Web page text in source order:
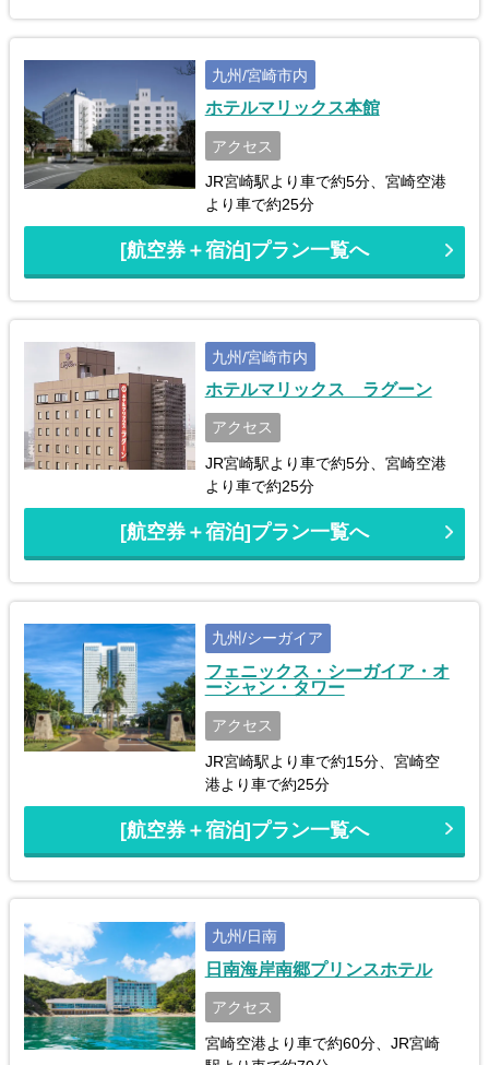
九州/宮崎市内
ホテルマリックス本館
アクセス
JR宮崎駅より車で約5分、宮崎空港
より車で約25分
[航空券＋宿泊]プラン一覧へ
九州/宮崎市内
ホテルマリックス ラグーン
アクセス
JR宮崎駅より車で約5分、宮崎空港
より車で約25分
[航空券＋宿泊]プラン一覧へ
九州/シーガイア
フェニックス・シーガイア・オ
ーシャン・タワー
アクセス
JR宮崎駅より車で約15分、宮崎空
港より車で約25分
[航空券＋宿泊]プラン一覧へ
九州/日南
日南海岸南郷プリンスホテル
アクセス
宮崎空港より車で約60分、JR宮崎